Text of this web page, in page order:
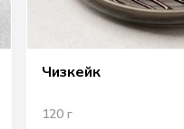
Чизкейк
120 г